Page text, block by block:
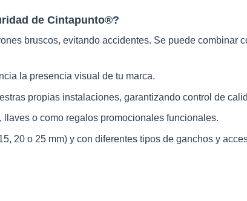
de Cintapunto®?
bruscos, evitando accidentes. Se puede combinar
la presencia visual de tu marca.
propias instalaciones, garantizando control de
o como regalos promocionales funcionales.
20 o 25 mm) y con diferentes tipos de ganchos y